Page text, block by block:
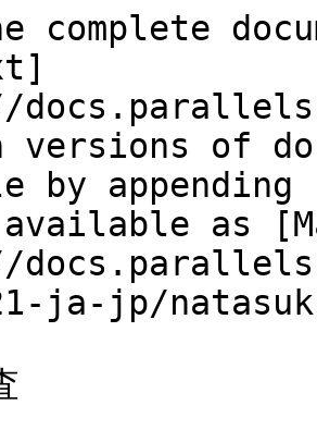
complete
versions of
by
as
ja-jp/